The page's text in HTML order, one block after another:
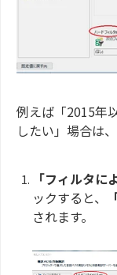
例えば「2015年
したい」場合は
「フィルタに
ックすると、
されます。